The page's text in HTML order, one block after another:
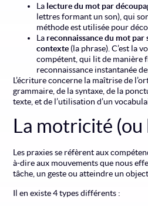
La lecture du mot par
lettres formant un son), qui
méthode est utilisée pour
La reconnaissance du mot par
contexte (la phrase). C’est la
compétent, qui lit de manière
reconnaissance instantanée
L’écriture concerne la maîtrise de
grammaire, de la syntaxe, de la
texte, et de l’utilisation d’un
La motricité (ou
Les praxies se réfèrent aux
à-dire aux mouvements que nous
tâche, un geste ou atteindre un
Il en existe 4 types différents :